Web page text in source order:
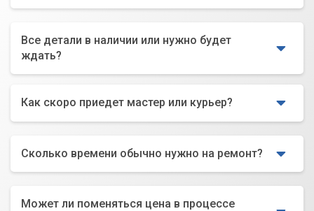
Все детали в наличии или нужно будет
ждать?
Как скоро приедет мастер или курьер?
Сколько времени обычно нужно на ремонт?
Может ли поменяться цена в процессе